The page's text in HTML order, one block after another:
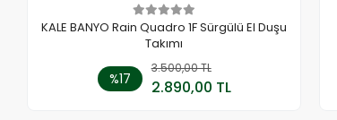
KALE BANYO Rain Quadro 1F Sürgülü El Duşu
Takımı
%17
3.500,00 TL
2.890,00 TL
Sepete Ekle